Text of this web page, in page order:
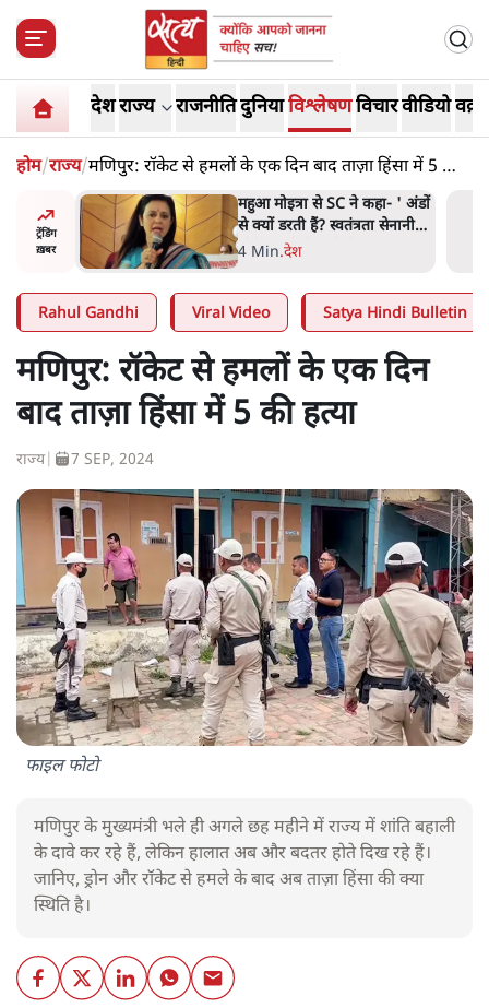
देशराज्य राजनीतिदुनियाविश्लेषणविचारवीडियो
होम/राज्य/मणिपुर: रॉकेट से हमलों के एक दिन बाद ताज़ा हिंसा में 5 की
हत्या
ट्रेंडिंग
ख़बर
महुआ मोइत्रा से SC ने कहा- ' अंडों
से क्यों डरती हैं? स्वतंत्रता सेनानी
सीने पर गोली खाते थे'
4 Min.देश
Rahul Gandhi Viral Video Satya Hindi Bulletin
मणिपुर: रॉकेट से हमलों के एक दिन
बाद ताज़ा हिंसा में 5 की हत्या
राज्य| 7 SEP, 2024
फाइल फोटो
मणिपुर के मुख्यमंत्री भले ही अगले छह महीने में राज्य में शांति बहाली
के दावे कर रहे हैं, लेकिन हालात अब और बदतर होते दिख रहे हैं।
जानिए, ड्रोन और रॉकेट से हमले के बाद अब ताज़ा हिंसा की क्या
स्थिति है।